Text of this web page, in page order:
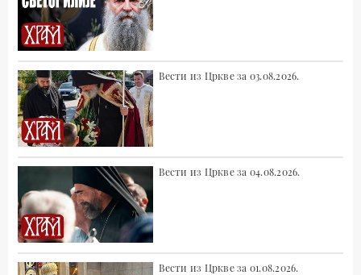
Вести из Цркве за 03.08.2026.
Вести из Цркве за 04.08.2026.
Вести из Цркве за 01.08.2026.